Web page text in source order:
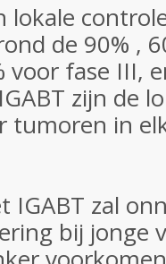
lokale
de 90% ,
voor fase III,
zijn de
tumoren in
IGABT zal
bij jonge